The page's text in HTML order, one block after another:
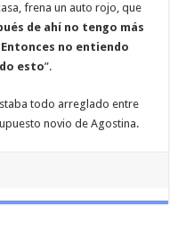
frena un auto rojo, que
de ahí no tengo más
no entiendo
esto”.
todo arreglado entre
novio de Agostina.